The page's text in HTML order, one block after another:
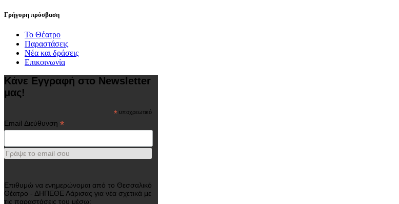
Γρήγορη πρόσβαση
Το Θέατρο
Παραστάσεις
Νέα και δράσεις
Επικοινωνία
Κάνε Εγγραφή στο Newsletter
μας!
* υποχρεωτικό
Email Διεύθυνση *
Γράψε το email σου
Επιθυμώ να ενημερώνομαι από το Θεσσαλικό
Θέατρο - ΔΗΠΕΘΕ Λάρισας για νέα σχετικά με
τις παραστάσεις του μέσω: